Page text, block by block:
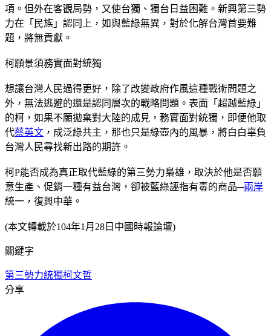
項。但外在客觀局勢，又使台獨、獨台日益困難。新興第三勢
力在「民族」認同上，如與藍綠無異，對於化解台灣首要難
題，將無貢獻。
柯願景須務實面對統獨
想讓台灣人民過得更好，除了改變政府作風這種戰術問題之
外，無法逃避的還是認同層次的戰略問題。表面「超越藍綠」
的柯，如果不願拋棄對大陸的成見，務實面對統獨，即便他取
代蔡英文 ，成泛綠共主，那也只是綠壺內的風暴，將白白辜負
台灣人民尋找新出路的期許。
柯P能否成為真正取代藍綠的第三勢力梟雄，取決於他是否願
意生產、促銷一種有益台灣，卻被藍綠誣指有毒的商品─兩岸
統一，復興中華。
(本文轉載於104年1月28日中國時報論壇)
關鍵字
第三勢力統獨柯文哲
分享